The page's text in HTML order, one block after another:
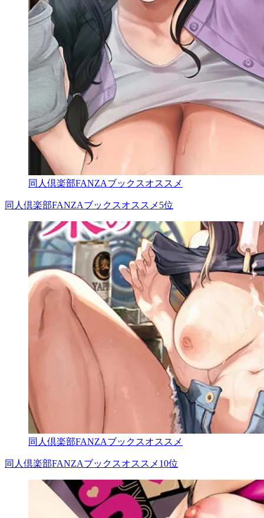
同人倶楽部FANZAブックスオススメ
同人倶楽部FANZAブックスオススメ5位
同人倶楽部FANZAブックスオススメ
同人倶楽部FANZAブックスオススメ10位